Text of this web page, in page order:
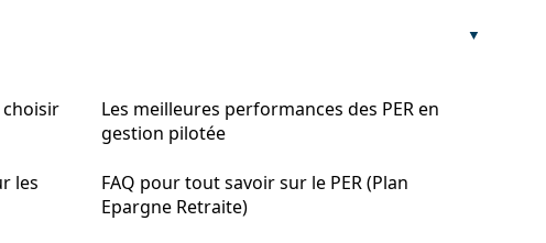
les
Les meilleures performances des PER en
gestion pilotée
FAQ pour tout savoir sur le PER (Plan
Epargne Retraite)